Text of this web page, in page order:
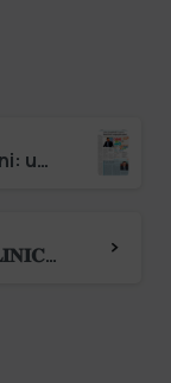
Generiamo ADOA… da 25 anni: una comunità che continua a mettere radici e a generare frutti. Una partecipazione ampia e sentita ha animato…
𝐅𝐎𝐑𝐌𝐀𝐙𝐈𝐎𝐍𝐄 𝐑𝐈𝐒𝐂𝐇𝐈𝐎 𝐂𝐋𝐈𝐍𝐈𝐂𝐎 Il Villaggio delle Possibilità Società Benefit, promuove un nuovo percorso formativo dedicato al rischio clini…